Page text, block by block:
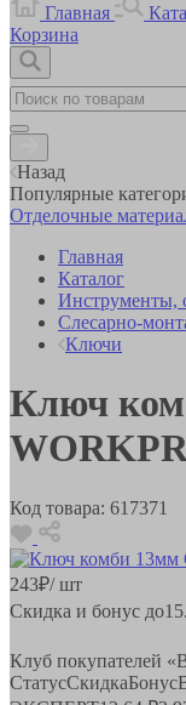
Главная
Корзина
Назад
Популярные
Отделочные
Главная
Каталог
Инструменты,
Слесарно-
Ключи
Ключ
Код товара: 617371
243₽/ шт
Скидка и бонус до
Клуб покупателей
СтатусСкидкаБонус